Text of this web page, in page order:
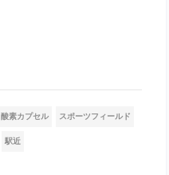
酸素カプセル スポーツフィールド
駅近